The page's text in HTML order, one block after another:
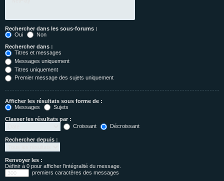
Rechercher dans les sous-forums :
Oui
Non
Rechercher dans :
Titres et messages
Messages uniquement
Titres uniquement
Premier message des sujets uniquement
Afficher les résultats sous forme de :
Messages
Sujets
Classer les résultats par :
Croissant
Décroissant
Rechercher depuis :
Renvoyer les :
Définir à 0 pour afficher l’intégralité du message.
premiers caractères des messages